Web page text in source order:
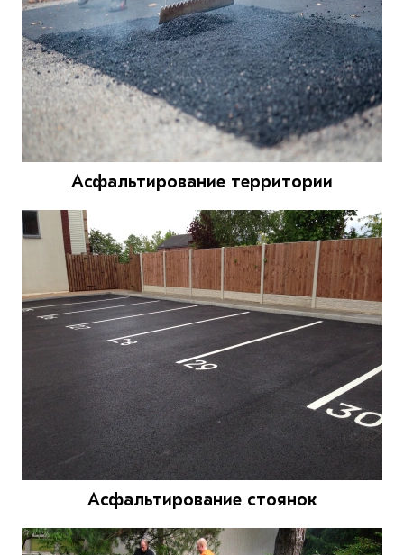
Асфальтирование территории
Асфальтирование стоянок